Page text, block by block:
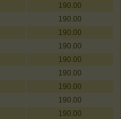
190.00
190.00
190.00
190.00
190.00
190.00
190.00
190.00
190.00